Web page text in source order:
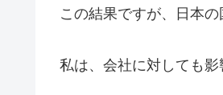
この結果ですが、日本
私は、会社に対しても影